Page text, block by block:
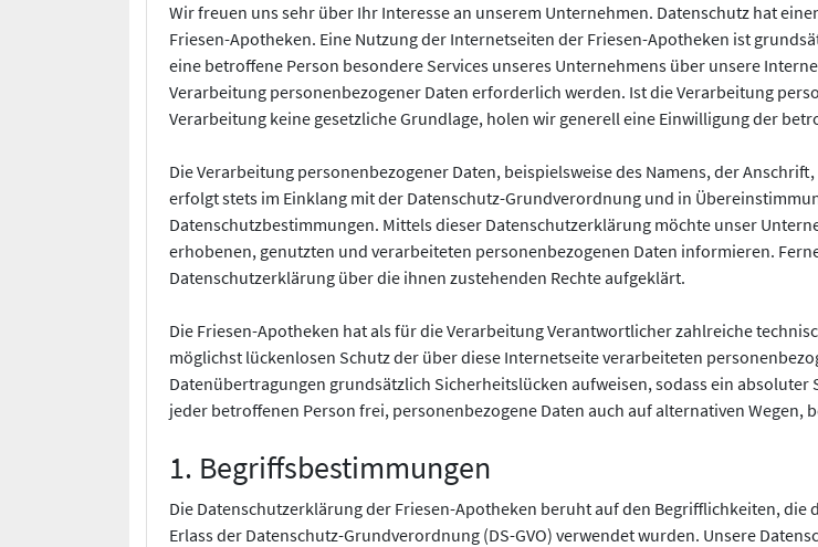
Wir freuen uns sehr über Ihr Interesse an unserem Unternehmen. Datenschutz hat
Friesen-Apotheken. Eine Nutzung der Internetseiten der Friesen-Apotheken ist
eine betroffene Person besondere Services unseres Unternehmens über unsere
Verarbeitung personenbezogener Daten erforderlich werden. Ist die Verarbeitung
Verarbeitung keine gesetzliche Grundlage, holen wir generell eine Einwilligung der
Die Verarbeitung personenbezogener Daten, beispielsweise des Namens, der
erfolgt stets im Einklang mit der Datenschutz-Grundverordnung und in
Datenschutzbestimmungen. Mittels dieser Datenschutzerklärung möchte unser
erhobenen, genutzten und verarbeiteten personenbezogenen Daten informieren.
Datenschutzerklärung über die ihnen zustehenden Rechte aufgeklärt.
Die Friesen-Apotheken hat als für die Verarbeitung Verantwortlicher zahlreiche
möglichst lückenlosen Schutz der über diese Internetseite verarbeiteten
Datenübertragungen grundsätzlich Sicherheitslücken aufweisen, sodass ein
jeder betroffenen Person frei, personenbezogene Daten auch auf alternativen Wegen,
1. Begriffsbestimmungen
Die Datenschutzerklärung der Friesen-Apotheken beruht auf den Begrifflichkeiten,
Erlass der Datenschutz-Grundverordnung (DS-GVO) verwendet wurden. Unsere